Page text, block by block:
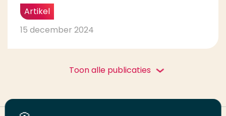
Artikel
15 december 2024
Toon alle publicaties